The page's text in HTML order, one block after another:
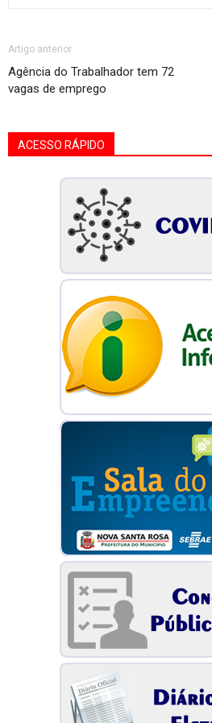
Artigo anterior
Agência do Trabalhador tem 72
vagas de emprego
ACESSO RÁPIDO